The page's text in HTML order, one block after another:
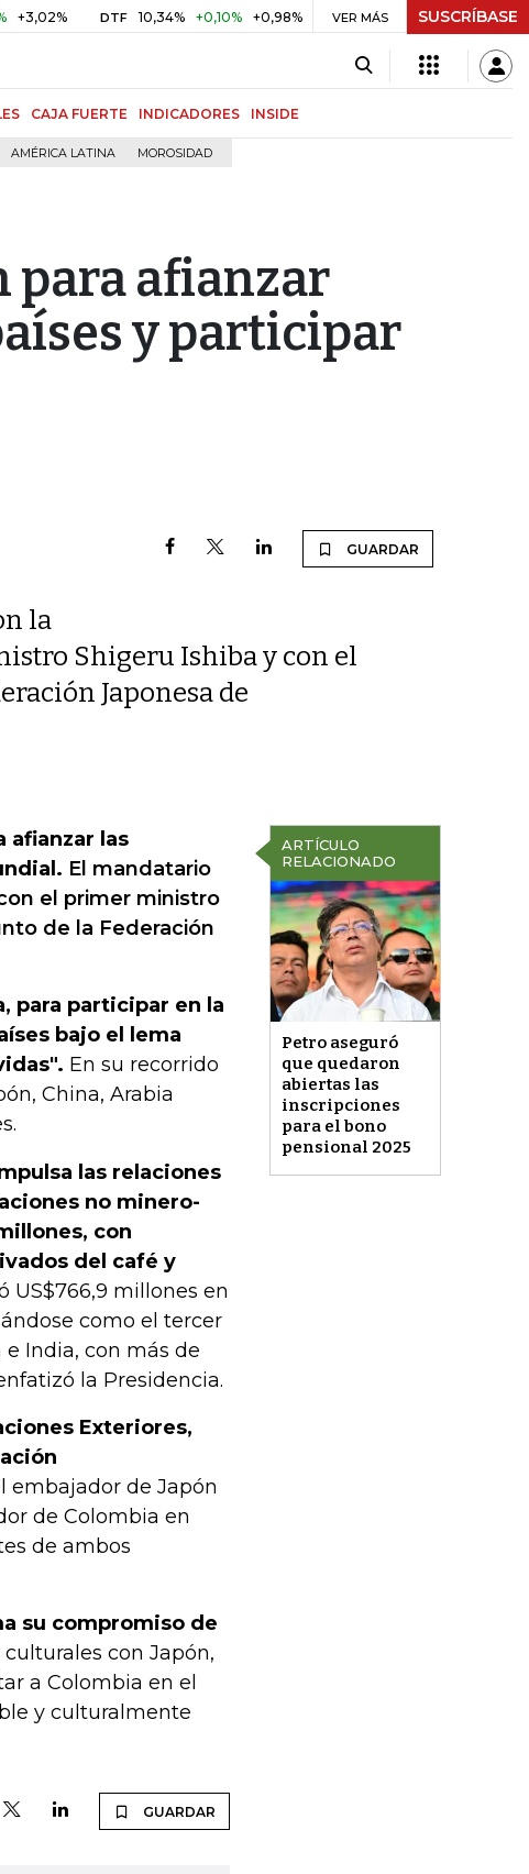
DTF 10,34% +0,10% +0,98% UVR $ 416,91 +$ 0,05 +0,01%
VER MÁS SUSCRÍBASE
CAJA FUERTE INDICADORES INSIDE
AMÉRICA LATINA MOROSIDAD
para afianzar
y participar
GUARDAR
la
Shigeru Ishiba y con el
Japonesa de
ARTÍCULO
RELACIONADO
Petro aseguró
que quedaron
abiertas las
inscripciones
para el bono
pensional 2025
afianzar las
El mandatario
el primer ministro
de la Federación
para participar en la
bajo el lema
En su recorrido
China, Arabia
las relaciones
no minero-
con
del café y
US$766,9 millones en
como el tercer
India, con más de
la Presidencia.
Exteriores,
embajador de Japón
de Colombia en
de ambos
su compromiso de
con Japón,
a Colombia en el
y culturalmente
GUARDAR